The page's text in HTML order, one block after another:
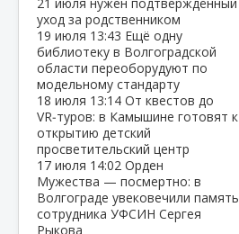
уход за родственником
19 июля 13:43 Ещё одну
библиотеку в Волгоградской
области переоборудуют по
модельному стандарту
18 июля 13:14 От квестов до
VR‑туров: в Камышине готовят к
открытию детский
просветительский центр
17 июля 14:02 Орден
Мужества — посмертно: в
Волгограде увековечили память
сотрудника УФСИН Сергея
Рыкова